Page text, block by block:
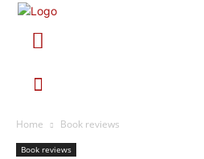
Home Book reviews
Book reviews